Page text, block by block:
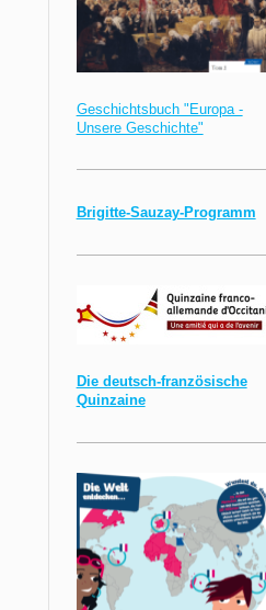
Geschichtsbuch "Europa -
Unsere Geschichte"
Brigitte-Sauzay-Programm
Die deutsch-französische
Quinzaine